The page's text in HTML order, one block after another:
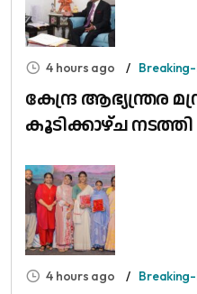
4 hours ago
കേന്ദ്ര ആഭ്യന്ത്രര
കൂടിക്കാഴ്ച
4 hours ago